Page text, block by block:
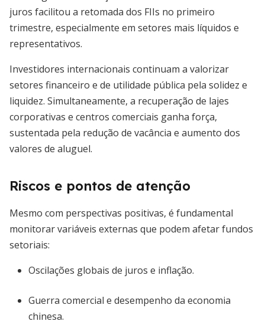
juros facilitou a retomada dos FIIs no primeiro
trimestre, especialmente em setores mais líquidos e
representativos.
Investidores internacionais continuam a valorizar
setores financeiro e de utilidade pública pela solidez e
liquidez. Simultaneamente, a recuperação de lajes
corporativas e centros comerciais ganha força,
sustentada pela redução de vacância e aumento dos
valores de aluguel.
Riscos e pontos de atenção
Mesmo com perspectivas positivas, é fundamental
monitorar variáveis externas que podem afetar fundos
setoriais:
Oscilações globais de juros e inflação.
Guerra comercial e desempenho da economia
chinesa.